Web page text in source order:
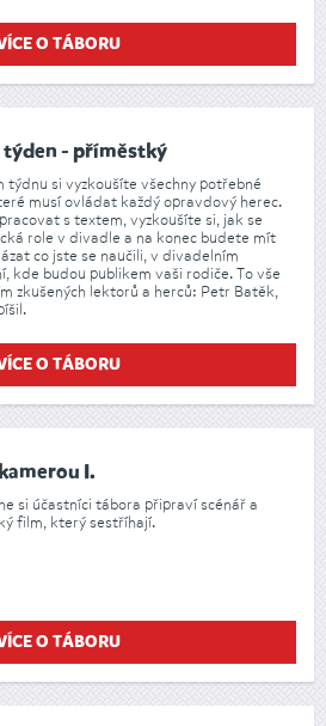
O TÁBORU
týden - příměstký
týdnu si vyzkoušíte všechny potřebné
musí ovládat každý opravdový herec.
s textem, vyzkoušíte si, jak se
role v divadle a na konec budete mít
co jste se naučili, v divadelním
kde budou publikem vaši rodiče. To vše
zkušených lektorů a herců: Petr Batěk,
O TÁBORU
I.
si účastníci tábora připraví scénář a
film, který sestříhají.
O TÁBORU